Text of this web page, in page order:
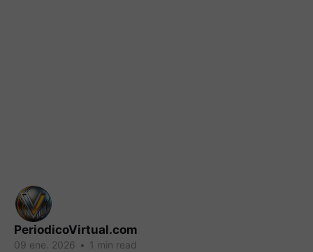
PeriodicoVirtual.com
09 ene. 2026 • 1 min read